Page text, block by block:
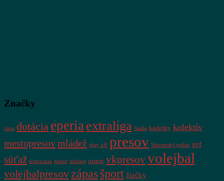
Značky
cena dotácia eperiaextraliga finále kadetky kolektív
mestopresovmládež play off presov Slovenský pohár svf
súťaž testovanie tréner tréning turnaj vkpresovvolejbal
volejbalpresovzápasšport žiačky